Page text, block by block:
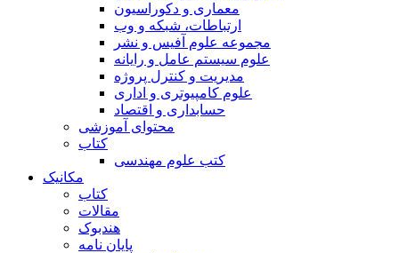
معماری و دکوراسیون
ارتباطات، شبکه و وب
مجموعه علوم آفیس و نشر
علوم سیستم عامل و رایانه
مدیریت و کنترل پروژه
علوم کامپیوتری و اداری
حسابداری و اقتصاد
محتوای آموزشی
کتاب
کتب علوم مهندسی
مکانیک
کتاب
مقالات
هندبوک
پایان نامه